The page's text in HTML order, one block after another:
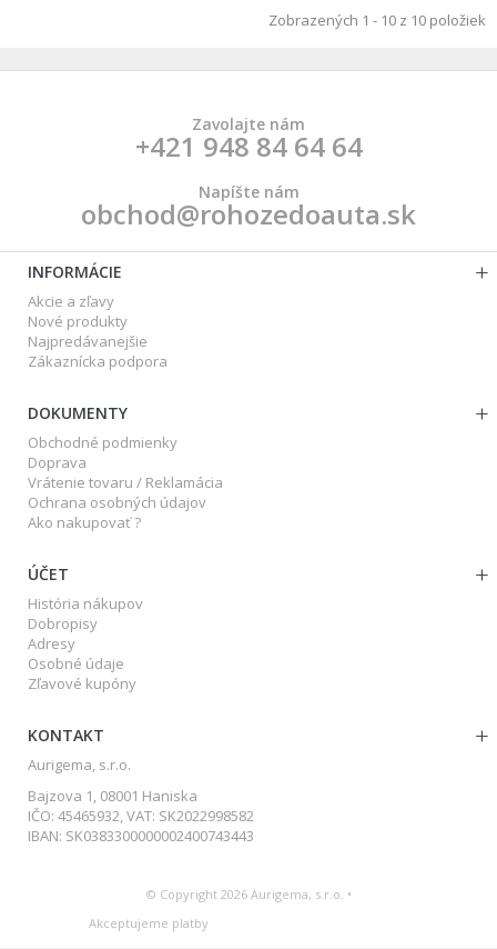
Zobrazených 1 - 10 z 10 položiek
Zavolajte nám
+421 948 84 64 64
Napíšte nám
obchod@rohozedoauta.sk
INFORMÁCIE
Akcie a zľavy
Nové produkty
Najpredávanejšie
Zákaznícka podpora
DOKUMENTY
Obchodné podmienky
Doprava
Vrátenie tovaru / Reklamácia
Ochrana osobných údajov
Ako nakupovať ?
ÚČET
História nákupov
Dobropisy
Adresy
Osobné údaje
Zľavové kupóny
KONTAKT
Aurigema, s.r.o.
Bajzova 1, 08001 Haniska
IČO: 45465932, VAT: SK2022998582
IBAN: SK0383300000002400743443
© Copyright 2026 Aurigema, s.r.o. •
Akceptujeme platby